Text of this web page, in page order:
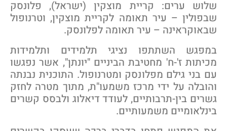
ערים: קריית מוצקין (ישראל), פלונסק
– עיר תאומה לקריית מוצקין, וטרנופול
– עיר תאומה לפלונסק.
השתתפו נציגי תלמידים ותלמידות
ז'-ח' מחטיבת הביניים "יונתן", אשר נפגשו
בני גילם מפלונסק ומטרנופול. התוכנית נבנתה
על ידי מרכז משמעו"ת, מתוך מטרה לחזק
בין-תרבותיים, לעודד דיאלוג ולבסס קשרים
משמעותיים.